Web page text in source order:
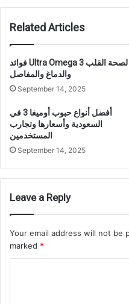
Related Articles
فوائد Ultra Omega 3 لصحة القلب
والدماغ والمفاصل
September 14, 2025
أفضل أنواع حبوب أوميغا 3 في
السعودية وأسعارها وتجارب
المستخدمين
September 14, 2025
Leave a Reply
Your email address will not be
marked *